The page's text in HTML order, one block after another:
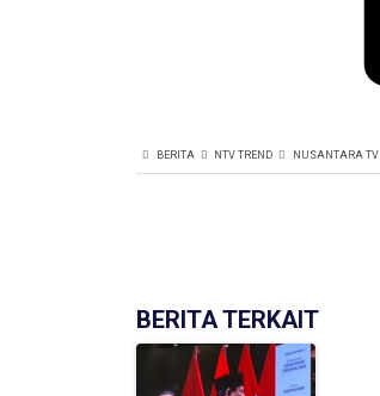
BERITA NTV TREND NUSANTARA TV
BERITA TERKAIT